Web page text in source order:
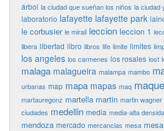
árbol la ciudad que sueñan los niños la ciudad
laboratorio lafayette lafayette park
le corbusier le mirail leccion leccion 1
libera libertad libro libros life limite limites
los angeles los carmenes los rosales lost
malaga malagueira malampa mambo
urbanas map mapa mapas maq
martauregonz martella martin martin wagner
ciudades medellin media media-alta
mendoza mercado mercancias mesa